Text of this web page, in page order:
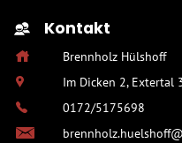
Kontakt
Brennholz Hülshoff
Im Dicken 2, Extertal
0172/5175698